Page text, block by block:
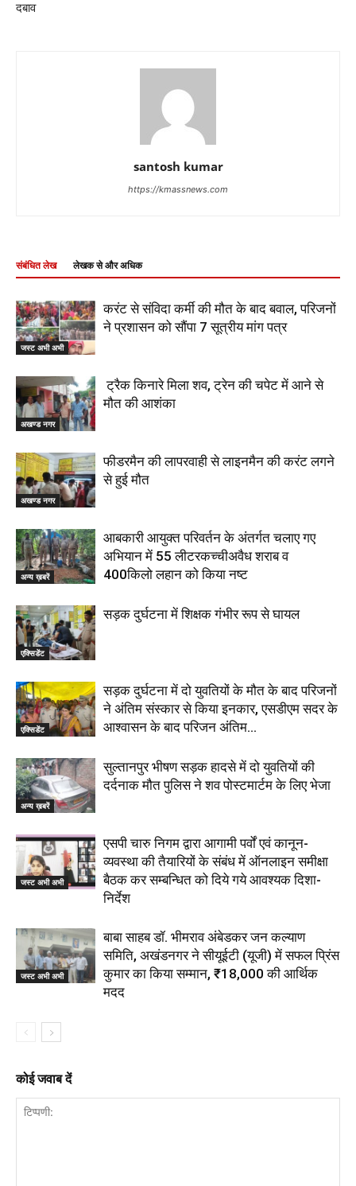
दबाव
santosh kumar
https://kmassnews.com
संबंधित लेख लेखक से और अधिक
जस्ट अभी अभी
करंट से संविदा कर्मी की मौत के बाद बवाल, परिजनों
ने प्रशासन को सौंपा 7 सूत्रीय मांग पत्र
अखण्ड नगर
ट्रैक किनारे मिला शव, ट्रेन की चपेट में आने से
मौत की आशंका
अखण्ड नगर
फीडरमैन की लापरवाही से लाइनमैन की करंट लगने
से हुई मौत
अन्य ख़बरें
आबकारी आयुक्त परिवर्तन के अंतर्गत चलाए गए
अभियान में 55 लीटरकच्चीअवैध शराब व
400किलो लहान को किया नष्ट
एक्सिडेंट
सड़क दुर्घटना में शिक्षक गंभीर रूप से घायल
एक्सिडेंट
सड़क दुर्घटना में दो युवतियों के मौत के बाद परिजनों
ने अंतिम संस्कार से किया इनकार, एसडीएम सदर के
आश्वासन के बाद परिजन अंतिम...
अन्य ख़बरें
सुल्तानपुर भीषण सड़क हादसे में दो युवतियों की
दर्दनाक मौत पुलिस ने शव पोस्टमार्टम के लिए भेजा
जस्ट अभी अभी
एसपी चारु निगम द्वारा आगामी पर्वों एवं कानून-
व्यवस्था की तैयारियों के संबंध में ऑनलाइन समीक्षा
बैठक कर सम्बन्धित को दिये गये आवश्यक दिशा-
निर्देश
जस्ट अभी अभी
बाबा साहब डॉ. भीमराव अंबेडकर जन कल्याण
समिति, अखंडनगर ने सीयूईटी (यूजी) में सफल प्रिंस
कुमार का किया सम्मान, ₹18,000 की आर्थिक
मदद
कोई जवाब दें